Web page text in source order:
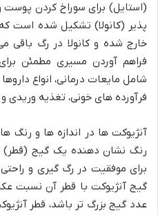
(استایل) برای سوراخ کردن پوست
پذیر (کانولا) تشکیل شده است
خارج شده و کانولا در رگ باقی
فراهم آوردن مسیری مطمئن
شامل مایعات درمانی، انواع
فرآورده های خونی، تغذیه
آنژیوکت ها در اندازه ها و رنگ
رنگ نشان دهنده یک گیج
برای موفقیت در رگ گیری و
گیج آنژیوکت با قطر آن نسبت
عدد گیج بزرگ تر باشد، قطر